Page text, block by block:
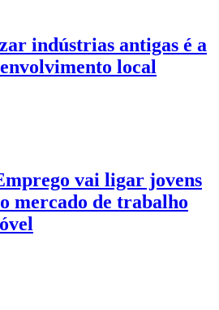
indústrias antigas é a
local
vai ligar jovens
mercado de trabalho